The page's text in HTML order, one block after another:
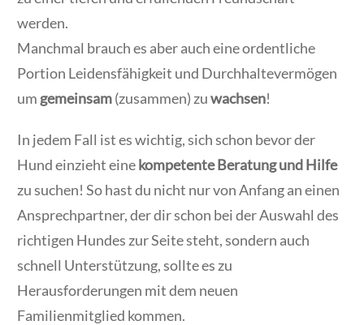
werden.
Manchmal brauch es aber auch eine ordentliche
Portion Leidensfähigkeit und Durchhaltevermögen
um gemeinsam(zusammen) zuwachsen!
In jedem Fall ist es wichtig, sich schon bevor der
Hund einzieht einekompetente Beratung und Hilfe
zu suchen! So hast du nicht nur von Anfang an einen
Ansprechpartner, der dir schon bei der Auswahl des
richtigen Hundes zur Seite steht, sondern auch
schnell Unterstützung, sollte es zu
Herausforderungen mit dem neuen
Familienmitglied kommen.